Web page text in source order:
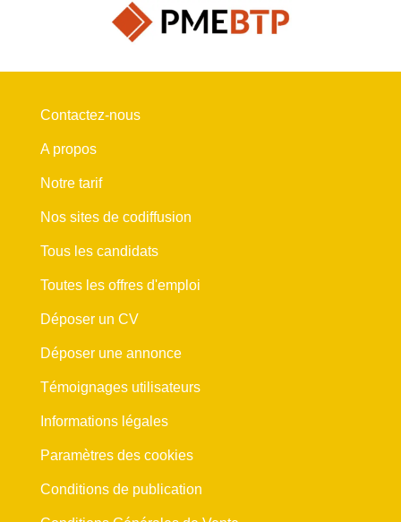
Contactez-nous
A propos
Notre tarif
Nos sites de codiffusion
Tous les candidats
Toutes les offres d'emploi
Déposer un CV
Déposer une annonce
Témoignages utilisateurs
Informations légales
Paramètres des cookies
Conditions de publication